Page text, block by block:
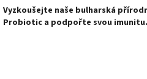
Vyzkoušejte naše bulharská
Probiotic a podpořte svou imunitu.